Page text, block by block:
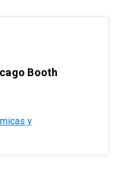
Booth
y